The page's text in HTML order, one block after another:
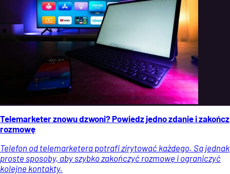
Telemarketer znowu dzwoni? Powiedz jedno zdanie i zakończ
rozmowę
Telefon od telemarketera potrafi zirytować każdego. Są jednak
proste sposoby, aby szybko zakończyć rozmowę i ograniczyć
kolejne kontakty.